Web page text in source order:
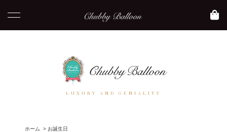
LUXURY AND GENIALITY
ホーム > お誕生日